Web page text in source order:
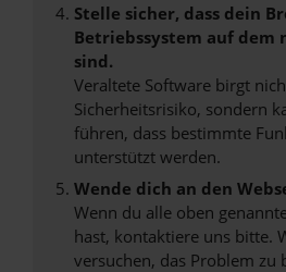
Stelle sicher, dass dein
Betriebssystem auf dem
sind.
Veraltete Software birgt
Sicherheitsrisiko, sondern
führen, dass bestimmte
unterstützt werden.
Wende dich an den
Wenn du alle oben
hast, kontaktiere uns bitte.
versuchen, das Problem zu